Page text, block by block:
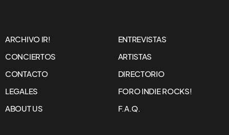
ARCHIVO IR!
ENTREVISTAS
CONCIERTOS
ARTISTAS
CONTACTO
DIRECTORIO
LEGALES
FORO INDIE ROCKS!
ABOUT US
F.A.Q.